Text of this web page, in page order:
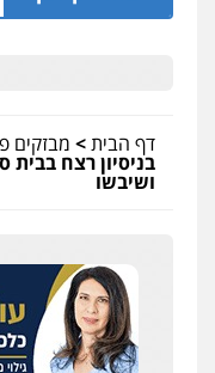
דף הבית> מבזקים
בניסיון רצח
ושיבשו
שחר
פלילי
דין